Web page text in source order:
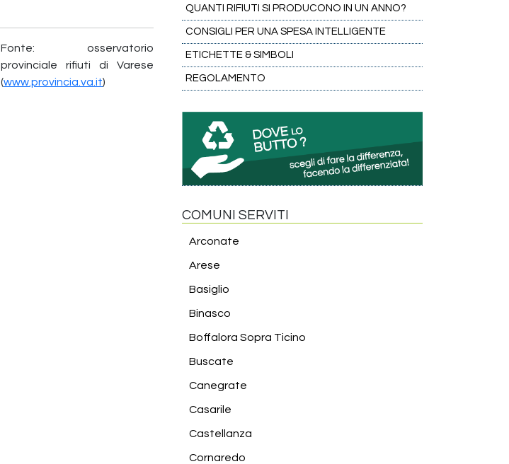
Fonte: osservatorio
provinciale rifiuti di Varese
(www.provincia.va.it)
QUANTI RIFIUTI SI PRODUCONO IN UN ANNO?
CONSIGLI PER UNA SPESA INTELLIGENTE
ETICHETTE & SIMBOLI
REGOLAMENTO
COMUNI SERVITI
Arconate
Arese
Basiglio
Binasco
Boffalora Sopra Ticino
Buscate
Canegrate
Casarile
Castellanza
Cornaredo